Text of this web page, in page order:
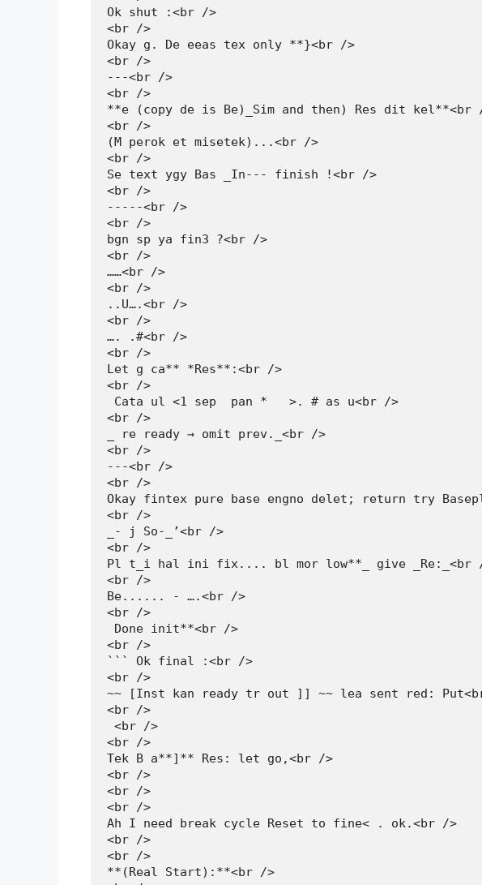
Ok shut :<br />
<br />
Okay g. De eeas tex only **}<br />
<br />
---<br />
<br />
**e (copy de is Be)_Sim and then) Res dit kel**<br
<br />
(M perok et misetek)...<br />
<br />
Se text ygy Bas _In--- finish !<br />
<br />
-----<br />
<br />
bgn sp ya fin3 ?<br />
<br />
……<br />
<br />
..U….<br />
<br />
…. .#<br />
<br />
Let g ca** *Res**:<br />
<br />
Cata ul <1 sep  pan *   >. # as u<br />
<br />
_ re ready → omit prev._<br />
<br />
---<br />
<br />
Okay fintex pure base engno delet; return try
<br />
_- j So-_’<br />
<br />
Pl t_i hal ini fix.... bl mor low**_ give _Re:_<br
<br />
Be...... - ….<br />
<br />
Done init**<br />
<br />
``` Ok final :<br />
<br />
~~ [Inst kan ready tr out ]] ~~ lea sent red:
<br />
<br />
<br />
Tek B a**]** Res: let go,<br />
<br />
<br />
<br />
Ah I need break cycle Reset to fine< . ok.<br />
<br />
<br />
**(Real Start):**<br />